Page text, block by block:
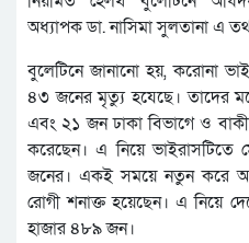
অধ্যাপক ডা. নাসিমা সুলতানা এ
বুলেটিনে জানানো হয়, করোনা
৪৩ জনের মৃত্যু হযেছে। তাদের
এবং ২১ জন ঢাকা বিভাগে ও
করেছেন। এ নিয়ে
জনের। একই সময়ে নতুন করে
রোগী শনাক্ত হয়েছেন। এ নিয়ে
হাজার ৪৮৯ জন।